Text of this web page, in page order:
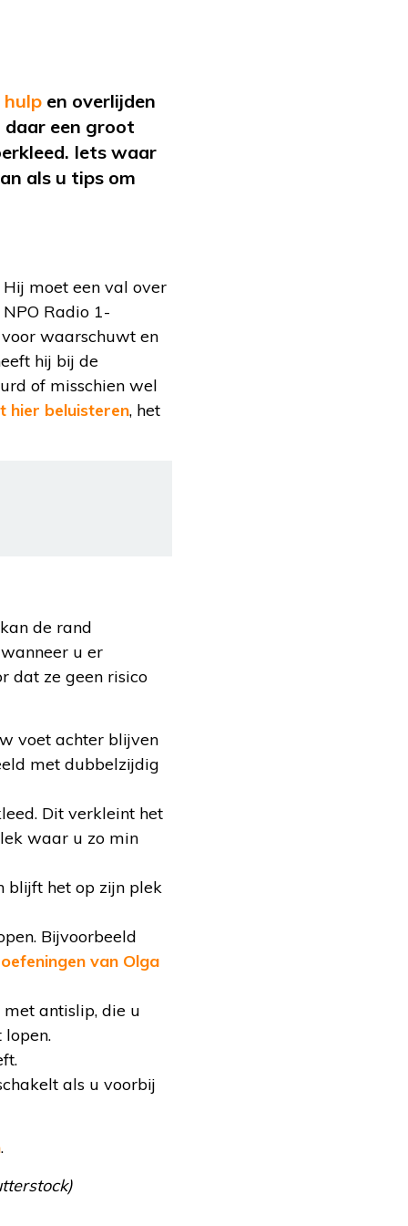
hulp en overlijden
daar een groot
Iets waar
als u tips om
moet een val over
Radio 1-
waarschuwt en
hij bij de
of misschien wel
hier beluisteren, het
de rand
u er
dat ze geen risico
voet achter blijven
met dubbelzijdig
Dit verkleint het
waar u zo min
blijft het op zijn plek
Bijvoorbeeld
oefeningen van Olga
antislip, die u
als u voorbij
.